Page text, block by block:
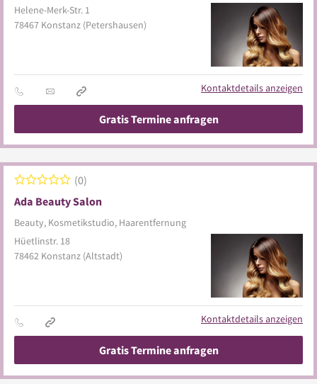
Helene-Merk-Str. 1
78467 Konstanz (Petershausen)
Kontaktdetails anzeigen
Gratis Termine anfragen
Ada Beauty Salon
Beauty, Kosmetikstudio, Haarentfernung
0
Hüetlinstr. 18
78462 Konstanz (Altstadt)
Kontaktdetails anzeigen
Gratis Termine anfragen